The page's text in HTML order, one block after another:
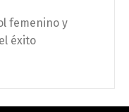
femenino y
éxito